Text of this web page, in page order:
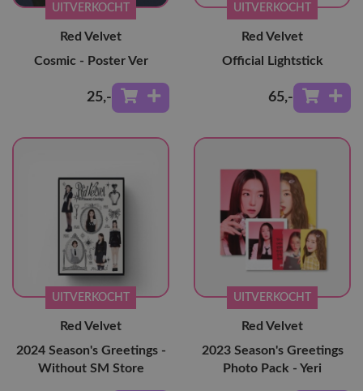
UITVERKOCHT
Red Velvet
Cosmic - Poster Ver
25,-
UITVERKOCHT
Red Velvet
Official Lightstick
65,-
UITVERKOCHT
Red Velvet
2024 Season's Greetings -
Without SM Store
UITVERKOCHT
Red Velvet
2023 Season's Greetings
Photo Pack - Yeri